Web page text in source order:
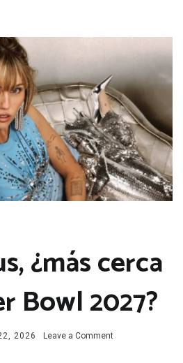
¿más cerca
Bowl 2027?
2026 Leave a Commenton